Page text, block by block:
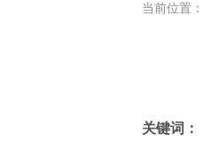
当前位置：
关键词：